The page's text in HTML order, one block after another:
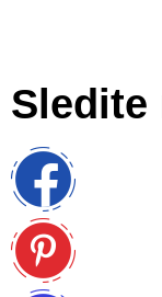
Sledite